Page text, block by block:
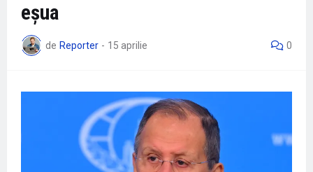
eșua
de Reporter - 15 aprilie 0